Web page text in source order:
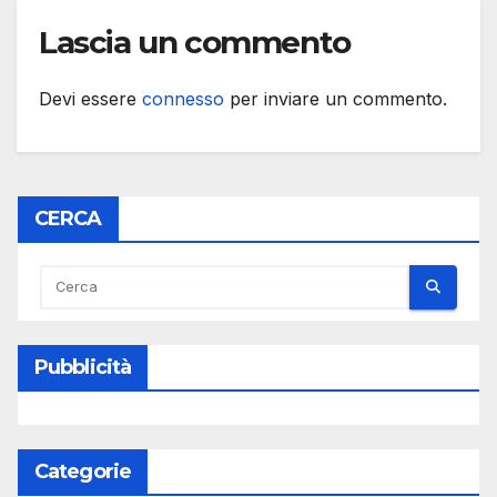
Lascia un commento
Devi essere connesso per inviare un commento.
CERCA
Pubblicità
Categorie